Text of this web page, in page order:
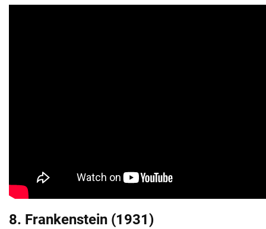
8. Frankenstein (1931)